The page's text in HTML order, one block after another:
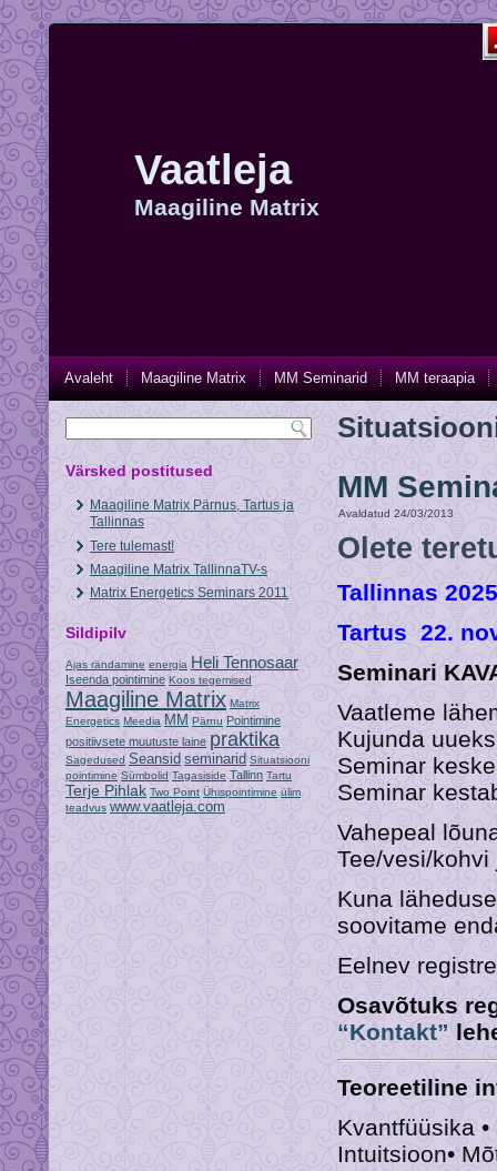
Vaatleja
Maagiline Matrix
Avaleht Maagiline Matrix MM Seminarid MM teraapia
Värsked postitused
Maagiline Matrix Pärnus, Tartus ja
Tallinnas
Tere tulemast!
Maagiline Matrix TallinnaTV-s
Matrix Energetics Seminars 2011
Sildipilv
Ajas rändamine energia Heli Tennosaar
Iseenda pointimine Koos tegemised
Maagiline Matrix Matrix
Energetics Meedia MM Pärnu Pointimine
positiivsete muutuste laine praktika
Sagedused Seansid seminarid Situatsiooni
pointimine Sümbolid Tagasiside Tallinn Tartu
Terje Pihlak Two Point Ühispointimine ülim
teadvus www.vaatleja.com
MM
Avaldatud 24/03/2013
Olete
Tallinnas
Tartus 22.
Seminari
Vaatleme
Kujunda
Seminar
Seminar
Vahepeal
Tee/vesi/
Kuna
soovitame
Eelnev
Osavõtuks
“Kontakt”
Teoreetiline
Kvantfüüsika
Intuitsioon•